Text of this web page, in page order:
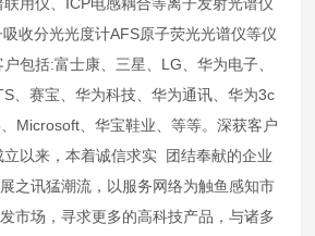
收分光光度计AFS原子荧光光谱仪等仪
包括:富士康、三星、LG、华为电子、
、赛宝、华为科技、华为通讯、华为3c
Microsoft、华宝鞋业、等等。深获客户
立以来，本着诚信求实 团结奉献的企业
之讯猛潮流，以服务网络为触鱼感知市
市场，寻求更多的高科技产品，与诸多